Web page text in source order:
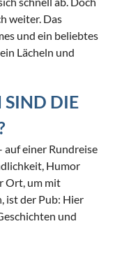
weiter. Das
und ein beliebtes
Lächeln und
SIND DIE
auf einer Rundreise
Humor
Ort, um mit
ist der Pub: Hier
und